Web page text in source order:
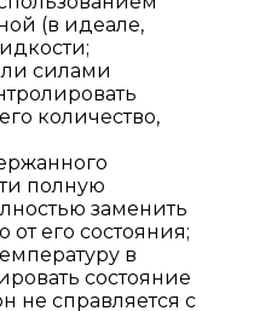
(в идеале,
силами
количество,
полную
заменить
его состояния;
в
состояние
не справляется с